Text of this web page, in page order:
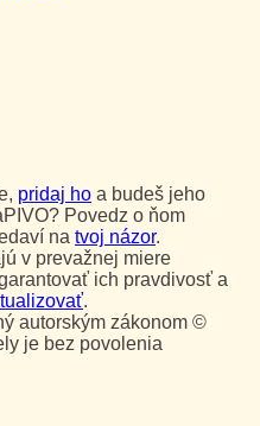
pridaj ho a budeš jeho
Povedz o ňom
na tvoj názor.
v prevažnej miere
ich pravdivosť a
.
autorským zákonom ©
je bez povolenia